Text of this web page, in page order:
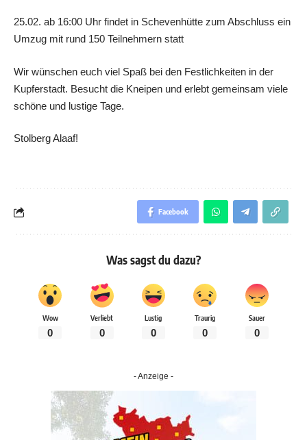
25.02. ab 16:00 Uhr findet in Schevenhütte zum Abschluss ein
Umzug mit rund 150 Teilnehmern statt
Wir wünschen euch viel Spaß bei den Festlichkeiten in der
Kupferstadt. Besucht die Kneipen und erlebt gemeinsam viele
schöne und lustige Tage.
Stolberg Alaaf!
Facebook
Was sagst du dazu?
Wow
0
Verliebt
0
Lustig
0
Traurig
0
Sauer
0
- Anzeige -